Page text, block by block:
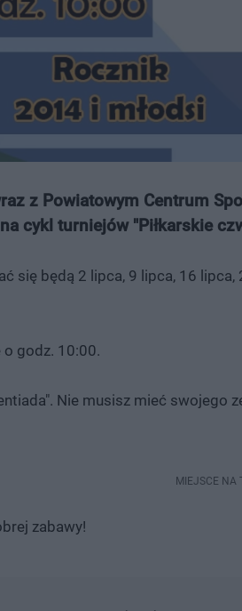
z Powiatowym Centrum
cykl turniejów "Piłkarskie
się będą 2 lipca, 9 lipca, 16
godz. 10:00.
Nie musisz mieć swojego
MIEJSCE NA
zabawy!